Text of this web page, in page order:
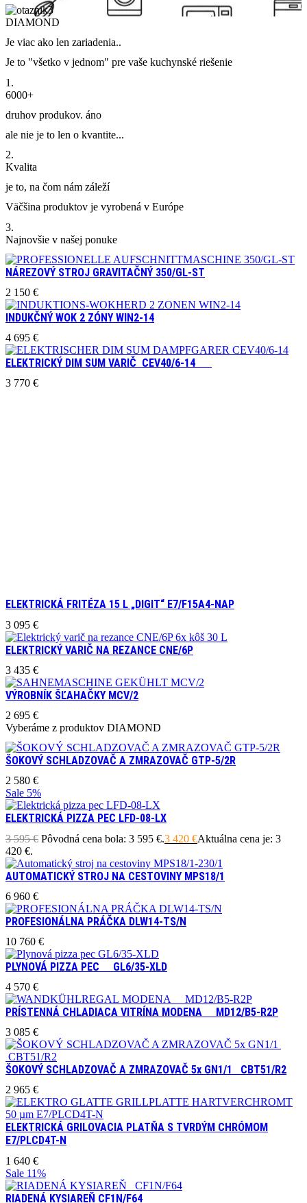
DIAMOND
Je viac ako len zariadenia..
Je to "všetko v jednom" pre vaše kuchynské riešenie
1.
6000+
druhov produkov. áno
ale nie je to len o kvantite...
2.
Kvalita
je to, na čom nám záleží
Väčšina produktov je vyrobená v Európe
3.
Najnovšie v našej ponuke
NÁREZOVÝ STROJ GRAVITAČNÝ 350/GL-ST
2 150 €
INDUKČNÝ WOK 2 ZÓNY WIN2-14
4 695 €
ELEKTRICKÝ DIM SUM VARIČ CEV40/6-14
3 770 €
ELEKTRICKÁ FRITÉZA 15 L „DIGIT“ E7/F15A4-NAP
3 095 €
ELEKTRICKÝ VARIČ NA REZANCE CNE/6P
3 435 €
VÝROBNÍK ŠĽAHAČKY MCV/2
2 695 €
Vyberáme z produktov DIAMOND
ŠOKOVÝ SCHLADZOVAČ A ZMRAZOVAČ GTP-5/2R
2 580 €
Sale 5%
ELEKTRICKÁ PIZZA PEC LFD-08-LX
3 595€ Pôvodná cena bola: 3 595 €.3 420 €Aktuálna cena je: 3
420 €.
AUTOMATICKÝ STROJ NA CESTOVINY MPS18/1
6 960 €
PROFESIONÁLNA PRÁČKA DLW14-TS/N
10 760 €
PLYNOVÁ PIZZA PEC GL6/35-XLD
4 570 €
PRÍSTENNÁ CHLADIACA VITRÍNA MODENA MD12/B5-R2P
3 085 €
ŠOKOVÝ SCHLADZOVAČ A ZMRAZOVAČ 5x GN1/1 CBT51/R2
2 965 €
ELEKTRICKÁ GRILOVACIA PLATŇA S TVRDÝM CHRÓMOM
E7/PLCD4T-N
1 640 €
Sale 11%
RIADENÁ KYSIAREŇ CF1N/F64